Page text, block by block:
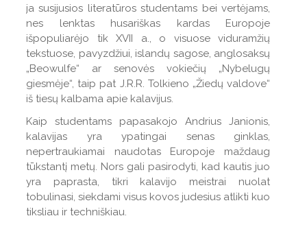
ja susijusios literatūros studentams bei vertėjams,
nes lenktas husariškas kardas Europoje
išpopuliarėjo tik XVII a., o visuose viduramžių
tekstuose, pavyzdžiui, islandų sagose, anglosaksų
„Beowulfe“ ar senovės vokiečių „Nybelugų
giesmėje“, taip pat J.R.R. Tolkieno „Žiedų valdove“
iš tiesų kalbama apie kalavijus.
Kaip studentams papasakojo Andrius Janionis,
kalavijas yra ypatingai senas ginklas,
nepertraukiamai naudotas Europoje maždaug
tūkstantį metų. Nors gali pasirodyti, kad kautis juo
yra paprasta, tikri kalavijo meistrai nuolat
tobulinasi, siekdami visus kovos judesius atlikti kuo
tiksliau ir techniškiau.